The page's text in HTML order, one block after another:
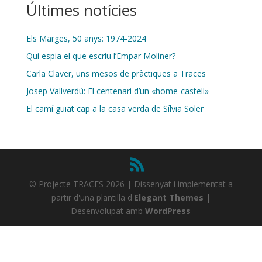
Últimes notícies
Els Marges, 50 anys: 1974-2024
Qui espia el que escriu l’Empar Moliner?
Carla Claver, uns mesos de pràctiques a Traces
Josep Vallverdú: El centenari d’un «home-castell»
El camí guiat cap a la casa verda de Sílvia Soler
© Projecte TRACES 2026 | Dissenyat i implementat a
partir d'una plantilla d'Elegant Themes |
Desenvolupat ambWordPress